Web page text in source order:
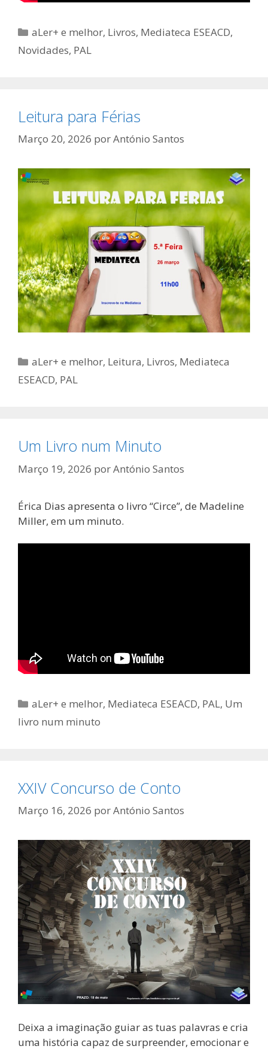
Categorias
aLer+ e melhor, Livros, Mediateca ESEACD,
Novidades, PAL
Leitura para Férias
Março 20, 2026 porAntónio Santos
Categorias
aLer+ e melhor, Leitura, Livros, Mediateca
ESEACD, PAL
Um Livro num Minuto
Março 19, 2026 porAntónio Santos
Érica Dias apresenta o livro “Circe”, de Madeline
Miller, em um minuto.
Categorias
aLer+ e melhor, Mediateca ESEACD, PAL, Um
livro num minuto
XXIV Concurso de Conto
Março 16, 2026 porAntónio Santos
Deixa a imaginação guiar as tuas palavras e cria
uma história capaz de surpreender, emocionar e